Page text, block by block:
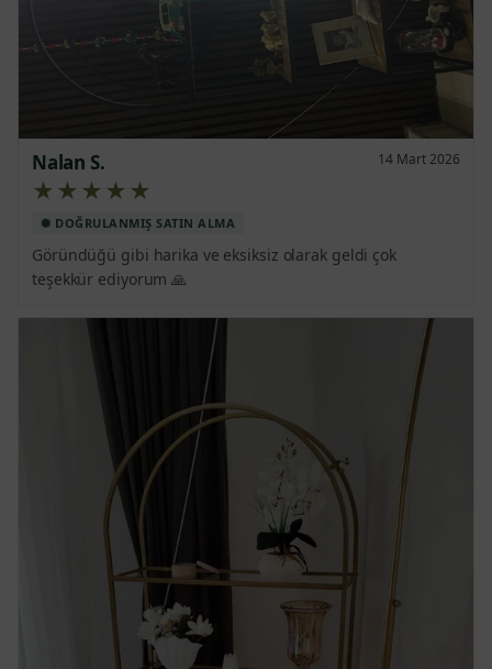
Nalan S.
★★★★★
14 Mart 2026
Göründüğü gibi harika ve eksiksiz olarak geldi çok
teşekkür ediyorum 🙏